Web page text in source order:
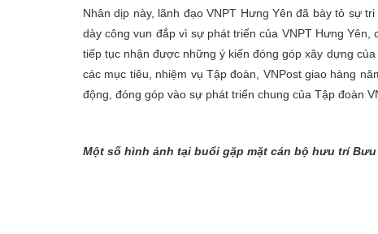
Nhân dịp này, lãnh đạo VNPT Hưng Yên đã bày tỏ sự
dày công vun đắp vì sự phát triển của VNPT Hưng
tiếp tục nhận được những ý kiến đóng góp xây dựng
các mục tiêu, nhiệm vụ Tập đoàn, VNPost giao hàng
động, đóng góp vào sự phát triển chung của Tập đoàn
Một số hình ảnh tại buổi gặp mặt cán bộ hưu trí